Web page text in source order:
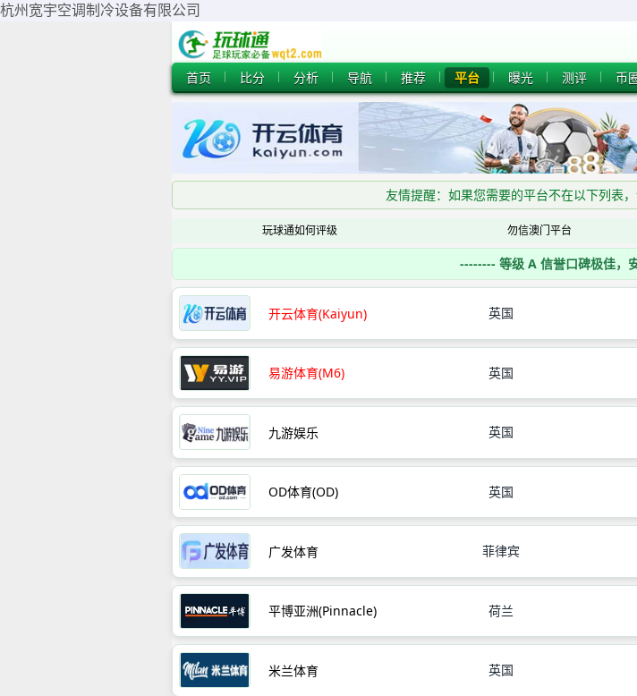
杭州宽宇空调制冷设备有限公司